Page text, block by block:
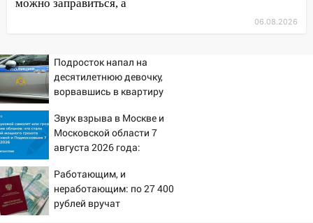
баскетбола!
17:08
Ульяновский областной суд
оставил в силе приговор руководству
«УльяновскФармации» за махинации на
3,2 млн рублей
16:09
Ветераны легкой атлетики из
Ульяновска успешно выступили на
Чемпионате России
16:02
В Ульяновской области убрали
можно заправиться, а
06.08.2026
Подросток напал на
десятилетнюю девочку,
ворвавшись в квартиру
Звук взрыва в Москве и
Московской области 7
августа 2026 года:
откуда был громкий
хлопок
Работающим, и
неработающим: по 27 400
рублей вручат